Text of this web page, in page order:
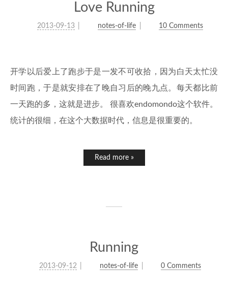
Love Running
2013-09-13 notes-of-life 10 Comments
开学以后爱上了跑步于是一发不可收拾，因为白天太忙没
时间跑，于是就安排在了晚自习后的晚九点。每天都比前
一天跑的多，这就是进步。 很喜欢endomondo这个软件。
统计的很细，在这个大数据时代，信息是很重要的。
Read more »
Running
2013-09-12 notes-of-life 0 Comments